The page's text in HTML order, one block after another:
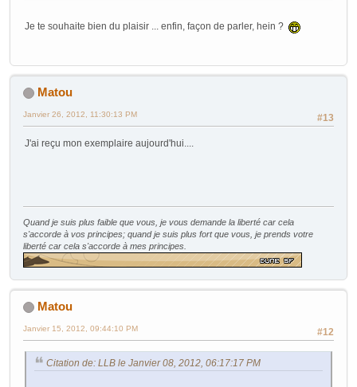
Je te souhaite bien du plaisir ... enfin, façon de parler, hein ?
Matou
#13
Janvier 26, 2012, 11:30:13 PM
J'ai reçu mon exemplaire aujourd'hui....
Quand je suis plus faible que vous, je vous demande la liberté car cela
s'accorde à vos principes; quand je suis plus fort que vous, je prends votre
liberté car cela s'accorde à mes principes.
Matou
#12
Janvier 15, 2012, 09:44:10 PM
Citation de: LLB le Janvier 08, 2012, 06:17:17 PM